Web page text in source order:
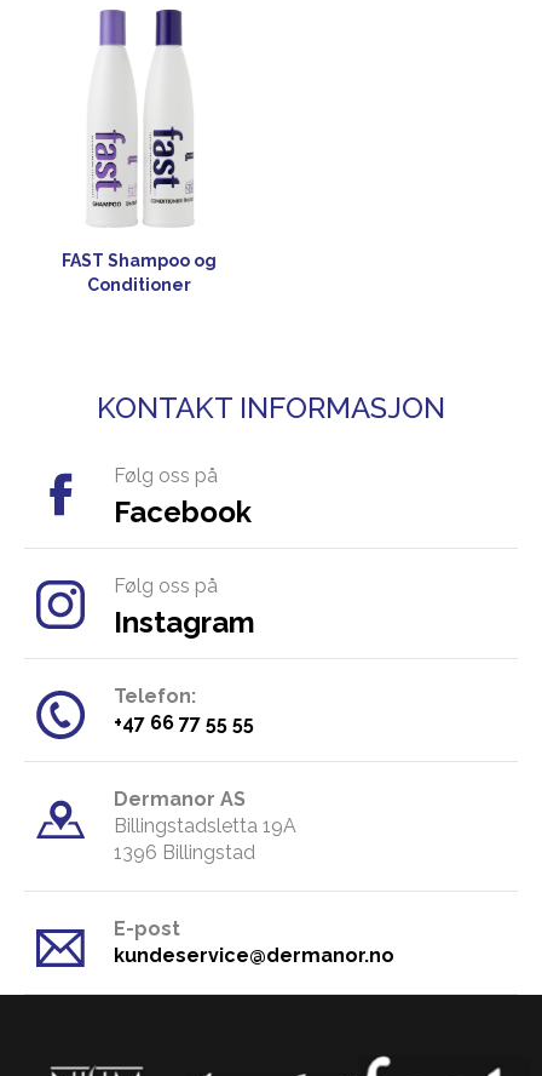
FAST Shampoo og
Conditioner
KONTAKT INFORMASJON
Følg oss på
Facebook
Følg oss på
Instagram
Telefon:
​+47 66 77 55 55
Dermanor AS
Billingstadsletta 19A
​1396 Billingstad
E-post
kundeservice@dermanor.no